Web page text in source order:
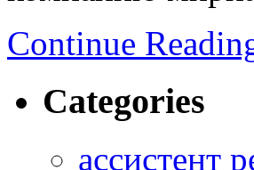
Continue
Categories
ассистент